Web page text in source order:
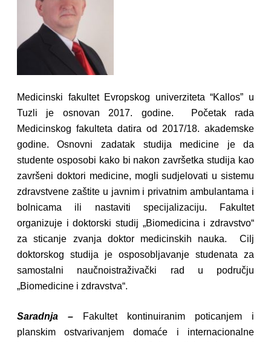
Medicinski fakultet Evropskog univerziteta “Kallos” u
Tuzli je osnovan 2017. godine. Početak rada
Medicinskog fakulteta datira od 2017/18. akademske
godine. Osnovni zadatak studija medicine je da
studente osposobi kako bi nakon završetka studija kao
završeni doktori medicine, mogli sudjelovati u sistemu
zdravstvene zaštite u javnim i privatnim ambulantama i
bolnicama ili nastaviti specijalizaciju. Fakultet
organizuje i doktorski studij „Biomedicina i zdravstvo“
za sticanje zvanja doktor medicinskih nauka. Cilj
doktorskog studija je osposobljavanje studenata za
samostalni naučnoistraživački rad u području
„Biomedicine i zdravstva“.
Saradnja –
Fakultet kontinuiranim poticanjem i
planskim ostvarivanjem domaće i internacionalne